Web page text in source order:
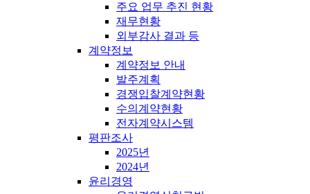
주요 업무 추진 현황
재무현황
외부감사 결과 등
계약정보
계약정보 안내
발주계획
경쟁입찰계약현황
수의계약현황
전자계약시스템
평판조사
2025년
2024년
윤리경영